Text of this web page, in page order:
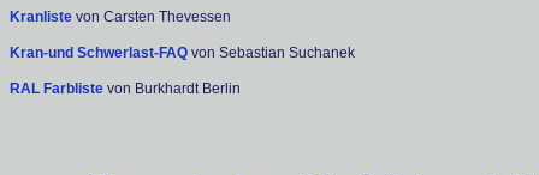
Kranliste von Carsten Thevessen
Kran-und Schwerlast-FAQ von Sebastian Suchanek
RAL Farbliste von Burkhardt Berlin